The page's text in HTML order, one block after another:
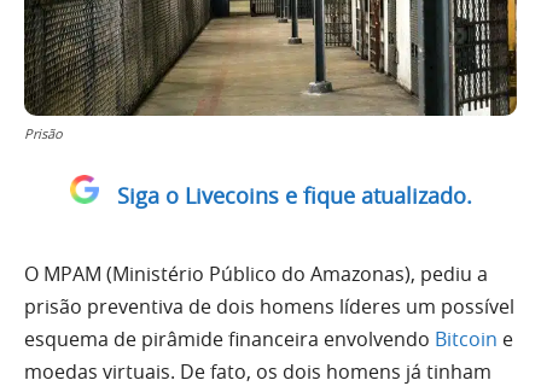
Prisão
Siga o Livecoins e fique atualizado.
O MPAM (Ministério Público do Amazonas), pediu a
prisão preventiva de dois homens líderes um possível
esquema de pirâmide financeira envolvendo Bitcoin e
moedas virtuais. De fato, os dois homens já tinham